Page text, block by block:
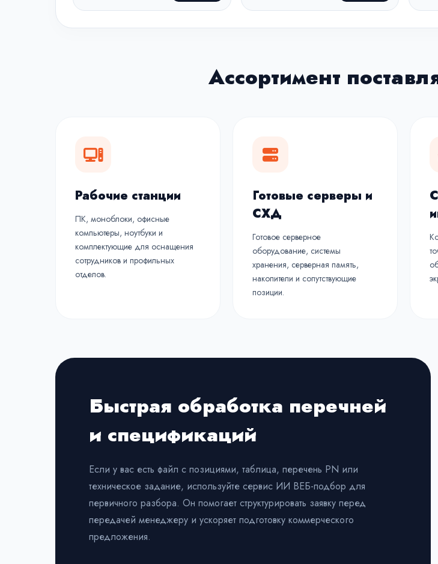
Ассортимент
Рабочие станции
ПК, моноблоки, офисные
компьютеры, ноутбуки и
комплектующие для оснащения
сотрудников и профильных
отделов.
Готовые серверы и
СХД
Готовое серверное
оборудование, системы
хранения, серверная память,
накопители и сопутствующие
позиции.
Быстрая обработка перечней
и спецификаций
Если у вас есть файл с позициями, таблица, перечень PN или
техническое задание, используйте сервис ИИ ВЕБ-подбор для
первичного разбора. Он помогает структурировать заявку перед
передачей менеджеру и ускоряет подготовку коммерческого
предложения.